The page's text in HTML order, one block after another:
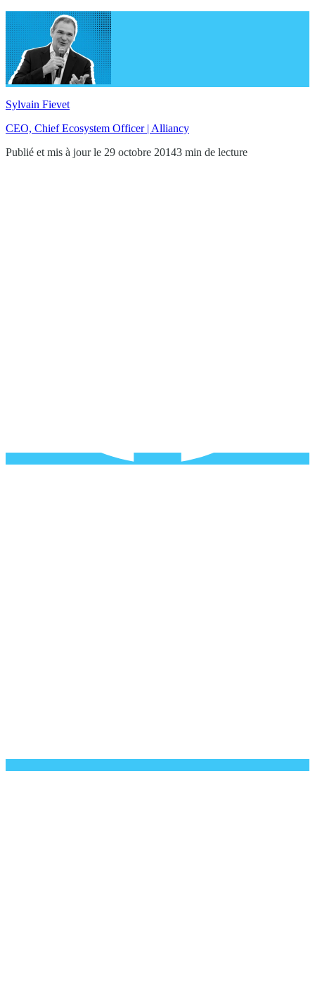
Sylvain Fievet
CEO, Chief Ecosystem Officer | Alliancy
Publié et mis à jour le 29 octobre 20143 min de lecture